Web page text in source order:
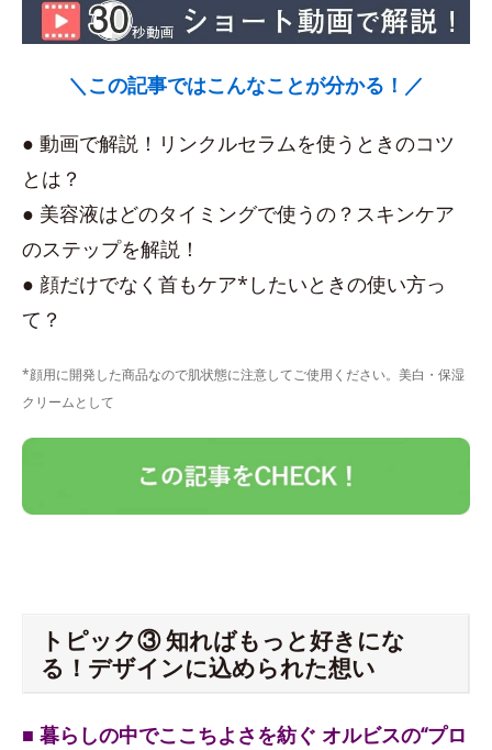
＼この記事ではこんなことが分かる！／
● 動画で解説！リンクルセラムを使うときのコツ
とは？
● 美容液はどのタイミングで使うの？スキンケア
のステップを解説！
● 顔だけでなく首もケア*したいときの使い方っ
て？
*顔用に開発した商品なので肌状態に注意してご使用ください。美白・保湿
クリームとして
トピック③ 知ればもっと好きにな
る！デザインに込められた想い
■ 暮らしの中でここちよさを紡ぐ オルビスの“プロ